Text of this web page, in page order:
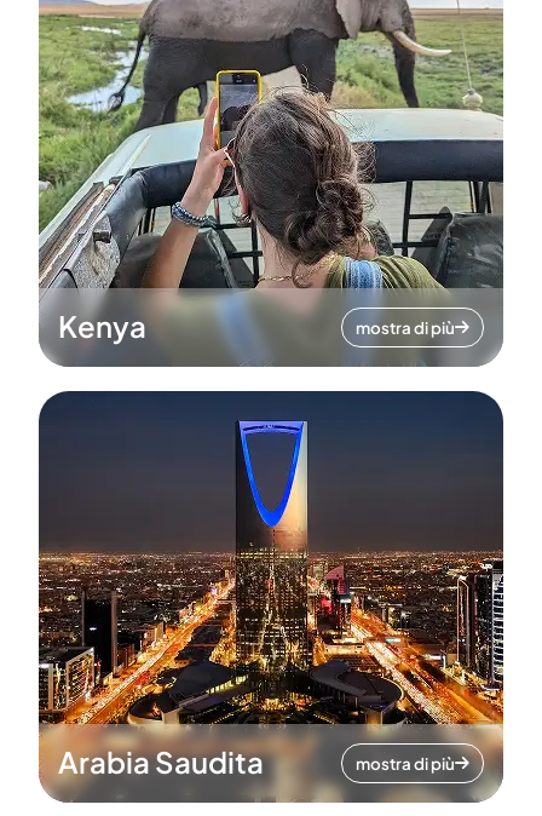
Kenya mostra di più
Arabia Saudita mostra di più